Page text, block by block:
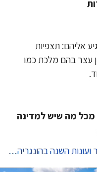
תצפיות
בהם מלכת כמו
מה שיש למדינה
השנה בהונגריה…